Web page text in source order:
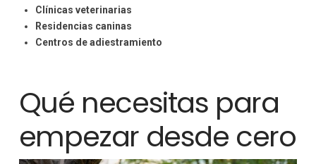
Clínicas veterinarias
Residencias caninas
Centros de adiestramiento
Qué necesitas para
empezar desde cero